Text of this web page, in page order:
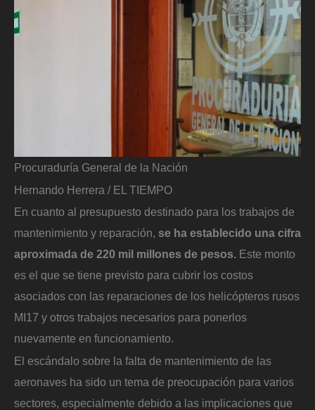
Procuraduría General de la Nación
Hernando Herrera / EL TIEMPO
En cuanto al presupuesto destinado para los trabajos de
mantenimiento y reparación, se ha establecido una cifra
aproximada de 220 mil millones de pesos. Este monto
es el que se tiene previsto para cubrir los costos
asociados con las reparaciones de los helicópteros rusos
MI17 y otros trabajos necesarios para ponerlos
nuevamente en funcionamiento.
El escándalo sobre la falta de mantenimiento de las
aeronaves ha sido un tema de preocupación para varios
sectores, especialmente debido a las implicaciones que